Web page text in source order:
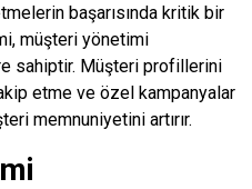
başarısında kritik bir
müşteri yönetimi
sahiptir. Müşteri profillerini
etme ve özel kampanyalar
memnuniyetini artırır.